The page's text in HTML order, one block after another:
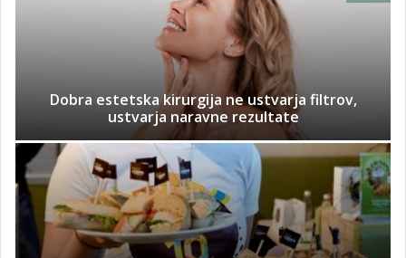
Dobra estetska kirurgija ne ustvarja filtrov,
ustvarja naravne rezultate